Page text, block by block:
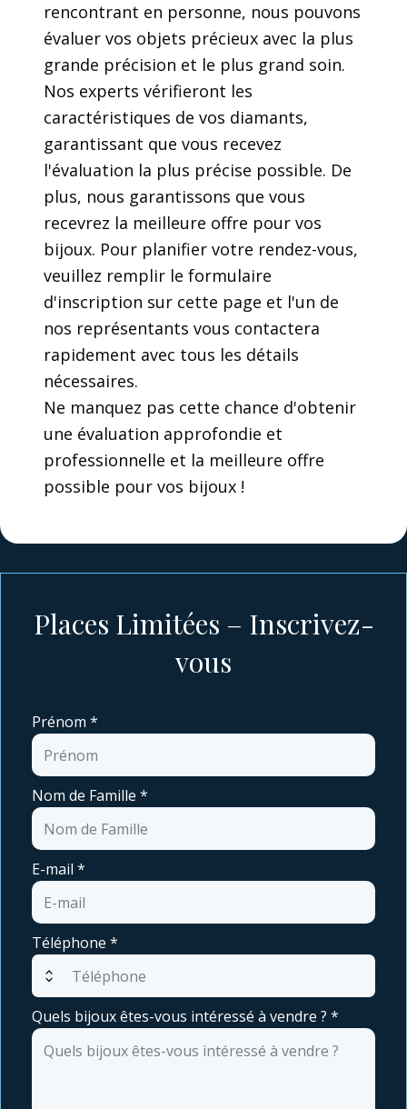
rencontrant en personne, nous pouvons
évaluer vos objets précieux avec la plus
grande précision et le plus grand soin.
Nos experts vérifieront les
caractéristiques de vos diamants,
garantissant que vous recevez
l'évaluation la plus précise possible. De
plus, nous garantissons que vous
recevrez la meilleure offre pour vos
bijoux. Pour planifier votre rendez-vous,
veuillez remplir le formulaire
d'inscription sur cette page et l'un de
nos représentants vous contactera
rapidement avec tous les détails
nécessaires.
Ne manquez pas cette chance d'obtenir
une évaluation approfondie et
professionnelle et la meilleure offre
possible pour vos bijoux !
Places Limitées – Inscrivez-
vous
Prénom *
Nom de Famille *
E-mail *
Téléphone *
expand_all
Quels bijoux êtes-vous intéressé à vendre ? *